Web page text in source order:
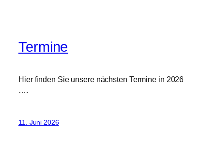
Termine
Hier finden Sie unsere nächsten Termine in 2026
….
11. Juni 2026